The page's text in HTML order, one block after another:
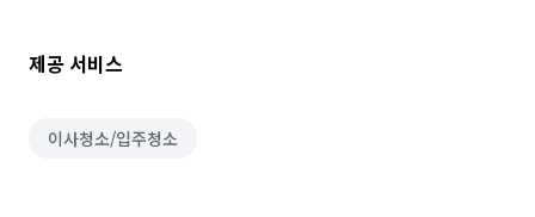
제공 서비스
이사청소/입주청소